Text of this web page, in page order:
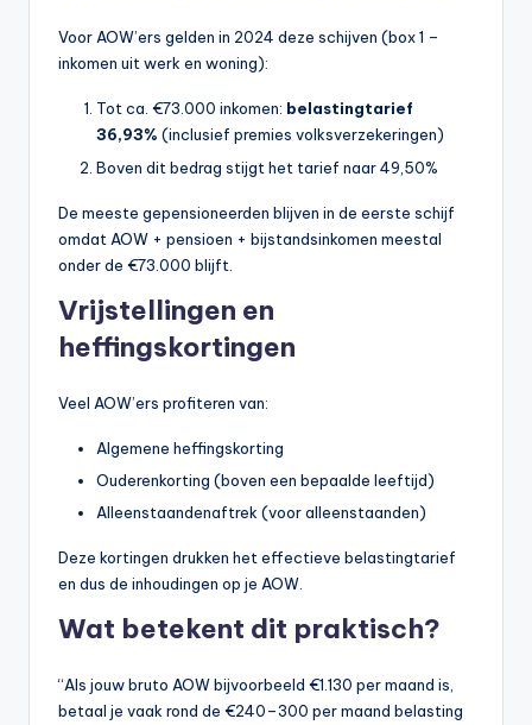
Voor AOW’ers gelden in 2024 deze schijven (box 1 –
inkomen uit werk en woning):
Tot ca. €73.000 inkomen: belastingtarief
36,93% (inclusief premies volksverzekeringen)
Boven dit bedrag stijgt het tarief naar 49,50%
De meeste gepensioneerden blijven in de eerste schijf
omdat AOW + pensioen + bijstandsinkomen meestal
onder de €73.000 blijft.
Vrijstellingen en
heffingskortingen
Veel AOW’ers profiteren van:
Algemene heffingskorting
Ouderenkorting (boven een bepaalde leeftijd)
Alleenstaandenaftrek (voor alleenstaanden)
Deze kortingen drukken het effectieve belastingtarief
en dus de inhoudingen op je AOW.
Wat betekent dit praktisch?
“Als jouw bruto AOW bijvoorbeeld €1.130 per maand is,
betaal je vaak rond de €240–300 per maand belasting